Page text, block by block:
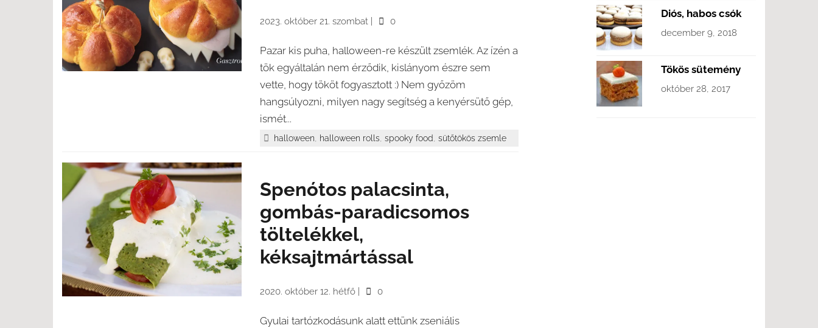
2023. október 21. szombat 0
Pazar kis puha, halloween-re készült zsemlék. Az ízén a
tök egyáltalán nem érződik, kislányom észre sem
vette, hogy tököt fogyasztott :) Nem győzöm
hangsúlyozni, milyen nagy segítség a kenyérsütő gép,
ismét...
halloween, halloween rolls,spooky food,sütőtökös zsemle
Spenótos palacsinta,
gombás-paradicsomos
töltelékkel,
kéksajtmártással
2020. október 12. hétfő 0
Gyulai tartózkodásunk alatt ettünk zseniális
Diós, habos csók
december 9, 2018
Tökös sütemény
október 28, 2017